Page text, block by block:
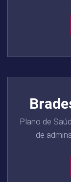
Plano de
de